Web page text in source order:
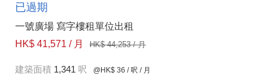
已過期
一號廣場 寫字樓租單位出租
HK$ 41,571 / 月
HK$ 44,253 / 月
建築面積 1,341 呎 @HK$ 36 / 呎 / 月